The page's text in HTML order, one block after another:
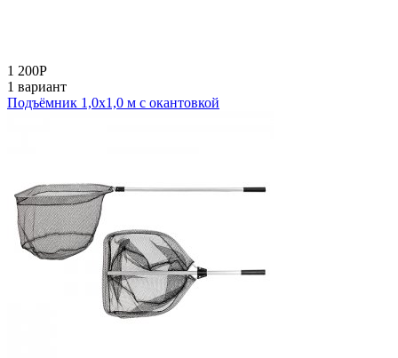
1 200Р
1 вариант
Подъёмник 1,0х1,0 м с окантовкой